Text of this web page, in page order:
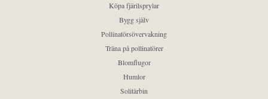
Köpa fjärilsprylar
Bygg själv
Pollinatörsövervakning
Träna på pollinatörer
Blomflugor
Humlor
Solitärbin